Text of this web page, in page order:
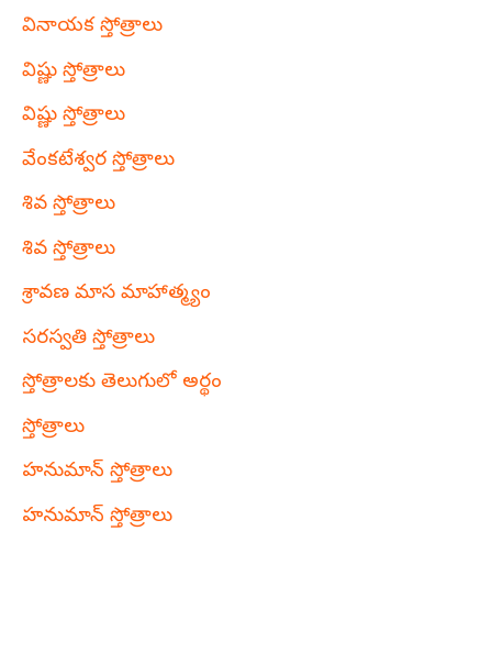
వినాయక స్తోత్రాలు
విష్ణు స్తోత్రాలు
విష్ణు స్తోత్రాలు
వేంకటేశ్వర స్తోత్రాలు
శివ స్తోత్రాలు
శివ స్తోత్రాలు
శ్రావణ మాస మాహాత్మ్యం
సరస్వతి స్తోత్రాలు
స్తోత్రాలకు తెలుగులో అర్థం
స్తోత్రాలు
హనుమాన్ స్తోత్రాలు
హనుమాన్ స్తోత్రాలు